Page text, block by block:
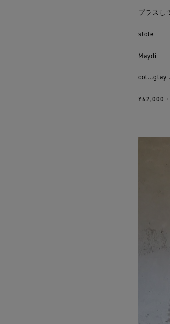
プラスし
stole
Maydi
col…glay
¥62,000